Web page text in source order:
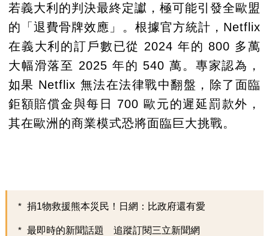
若義大利的判決最終定讞，極可能引發全歐盟
的「退費骨牌效應」。根據官方統計，Netflix
在義大利的訂戶數已從 2024 年的 800 多萬
大幅滑落至 2025 年的 540 萬。專家認為，
如果 Netflix 無法在法律戰中翻盤，除了面臨
鉅額賠償金與每日 700 歐元的遲延罰款外，
其在歐洲的商業模式恐將面臨巨大挑戰。
捐1物救援熊本災民！日網：比政府還有愛
最即時的新聞話題 追蹤訂閱三立新聞網